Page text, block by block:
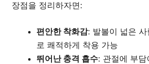
장점을 정리하자면:
편안한 착화감: 발볼이 넓은
로 쾌적하게 착용 가능
뛰어난 충격 흡수: 관절에 부담